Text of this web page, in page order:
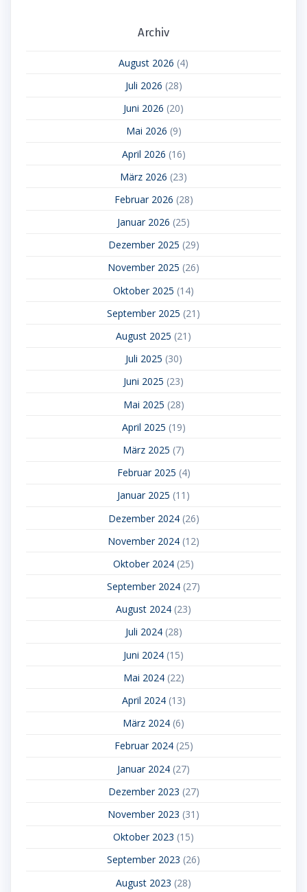
Archiv
August 2026 (4)
Juli 2026 (28)
Juni 2026 (20)
Mai 2026 (9)
April 2026 (16)
März 2026 (23)
Februar 2026 (28)
Januar 2026 (25)
Dezember 2025 (29)
November 2025 (26)
Oktober 2025 (14)
September 2025 (21)
August 2025 (21)
Juli 2025 (30)
Juni 2025 (23)
Mai 2025 (28)
April 2025 (19)
März 2025 (7)
Februar 2025 (4)
Januar 2025 (11)
Dezember 2024(26)
November 2024 (12)
Oktober 2024 (25)
September 2024 (27)
August 2024 (23)
Juli 2024(28)
Juni 2024 (15)
Mai 2024(22)
April 2024(13)
März 2024 (6)
Februar 2024(25)
Januar 2024 (27)
Dezember 2023 (27)
November 2023 (31)
Oktober 2023 (15)
September 2023 (26)
August 2023 (28)